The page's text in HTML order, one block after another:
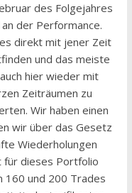
des Folgejahres
der Performance.
direkt mit jener Zeit
und das meiste
hier wieder mit
Zeiträumen zu
Wir haben einen
wir über das Gesetz
Wiederholungen
für dieses Portfolio
160 und 200 Trades